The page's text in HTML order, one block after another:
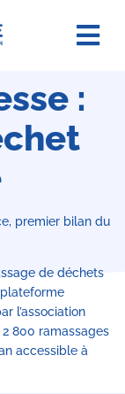
:
premier bilan du
de déchets
l’association
800 ramassages
accessible à